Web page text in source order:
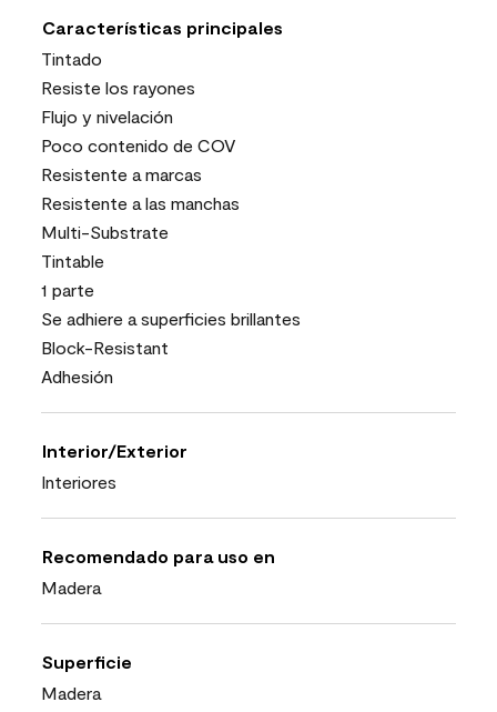
Características principales
Tintado
Resiste los rayones
Flujo y nivelación
Poco contenido de COV
Resistente a marcas
Resistente a las manchas
Multi-Substrate
Tintable
1 parte
Se adhiere a superficies brillantes
Block-Resistant
Adhesión
Interior/Exterior
Interiores
Recomendado para uso en
Madera
Superficie
Madera